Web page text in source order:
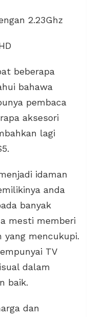
2.23Ghz
beberapa
bahawa
pembaca
aksesori
lagi
idaman
anda
banyak
mesti memberi
yang mencukupi.
TV
dalam
baik.
dan